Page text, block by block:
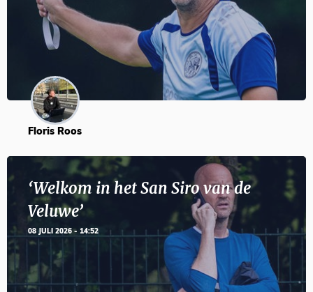
Floris Roos
‘Welkom in het San Siro van de
Veluwe’
08 JULI 2026 - 14:52